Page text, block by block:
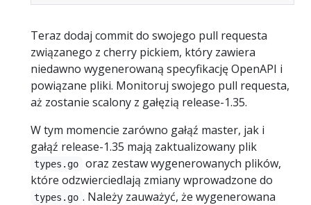
Teraz dodaj commit do swojego pull requesta
związanego z cherry pickiem, który zawiera
niedawno wygenerowaną specyfikację OpenAPI i
powiązane pliki. Monitoruj swojego pull requesta,
aż zostanie scalony z gałęzią release-1.35.
W tym momencie zarówno gałąź master, jak i
gałąź release-1.35 mają zaktualizowany plik
types.go
oraz zestaw wygenerowanych plików,
które odzwierciedlają zmiany wprowadzone do
types.go . Należy zauważyć, że wygenerowana